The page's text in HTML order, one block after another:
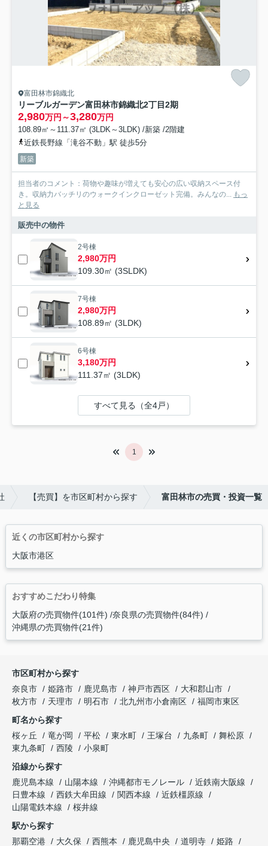
富田林市錦織北
リーブルガーデン富田林市錦織北2丁目2期
2,980万円～3,280万円
108.89㎡～111.37㎡ (3LDK～3LDK) /新築 /2階建
近鉄長野線「滝谷不動」駅 徒歩5分
新築
担当者のコメント：荷物や趣味が増えても安心の広い収納スペース付
き。収納力バッチリのウォークインクローゼット完備。みんなの... もっ
と見る
販売中の物件
2号棟
2,980万円
109.30㎡ (3SLDK)
7号棟
2,980万円
108.89㎡ (3LDK)
6号棟
3,180万円
111.37㎡ (3LDK)
すべて見る（全4戸）
1
【売買】を市区町村から探す 富田林市の売買・投資一覧
近くの市区町村から探す
大阪市港区
おすすめこだわり特集
大阪府の売買物件(101件) 奈良県の売買物件(84件)
沖縄県の売買物件(21件)
市区町村から探す
奈良市
姫路市 鹿児島市 神戸市西区
大和郡山市
枚方市
天理市 明石市 北九州市小倉南区
福岡市東区
町名から探す
桜ヶ丘
竜が岡 平松 東水町 王塚台 九条町
舞松原
東九条町
西陵
小泉町
沿線から探す
鹿児島本線
山陽本線 沖縄都市モノレール
近鉄南大阪線
日豊本線
西鉄大牟田線 関西本線
近鉄橿原線
山陽電鉄本線
桜井線
駅から探す
那覇空港
大久保 西熊本 鹿児島中央 道明寺
姫路